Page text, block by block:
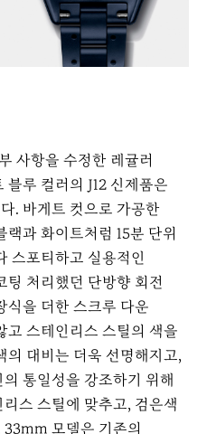
사항을 수정한 레귤러
루 컬러의 J12 신제품은
. 바게트 컷으로 가공한
과 화이트처럼 15분 단위
스포티하고 실용적인
팅 처리했던 단방향 회전
식을 더한 스크루 다운
고 스테인리스 스틸의 색을
의 대비는 더욱 선명해지고,
통일성을 강조하기 위해
스 스틸에 맞추고, 검은색
모델은 기존의